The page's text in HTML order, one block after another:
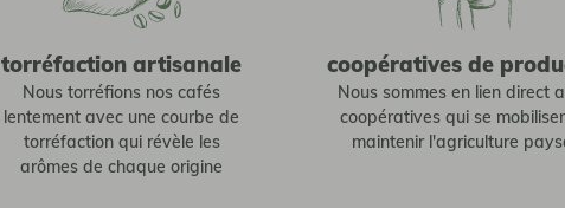
torréfaction artisanale
Nous torréfions nos cafés
lentement avec une courbe de
torréfaction qui révèle les
arômes de chaque origine
coopératives de
Nous sommes en lien direct
coopératives qui se
maintenir l'agriculture